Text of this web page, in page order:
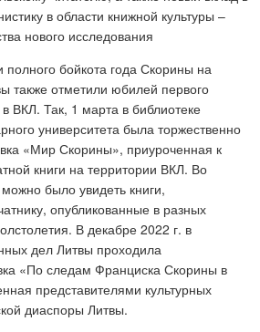
в области книжной культуры –
нового исследования
полного бойкота года Скорины на
также отметили юбилей первого
ВКЛ. Так, 1 марта в библиотеке
университета была торжественно
«Мир Скорины», приуроченная к
книги на территории ВКЛ. Во
было увидеть книги,
опубликованные в разных
В декабре 2022 г. в
дел Литвы проходила
«По следам Франциска Скорины в
представителями культурных
диаспоры Литвы.